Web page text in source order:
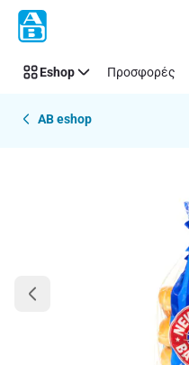
Παράλειψη
Eshop Προσφορές
AB eshop